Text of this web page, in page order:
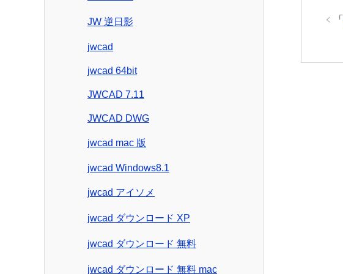
「
JW 逆日影
jwcad
jwcad 64bit
JWCAD 7.11
JWCAD DWG
jwcad mac 版
jwcad Windows8.1
jwcad アイソメ
jwcad ダウンロード XP
jwcad ダウンロード 無料
jwcad ダウンロード 無料 mac